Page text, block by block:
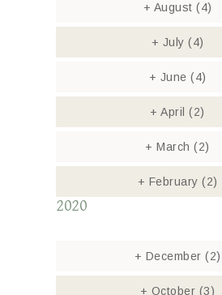
+ August (4)
+ July (4)
+ June (4)
+ April(2)
+ March(2)
+ February (2)
2020
+ December (2)
+ October (3)